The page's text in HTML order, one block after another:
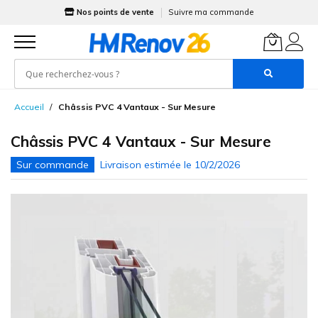
Nos points de vente Suivre ma commande
Accueil Châssis PVC 4 Vantaux - Sur Mesure
Châssis PVC 4 Vantaux - Sur Mesure